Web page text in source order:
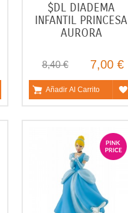
$DL DIADEMA
INFANTIL PRINCESA
AURORA
8,40 € 7,00 €
Añadir Al Carrito